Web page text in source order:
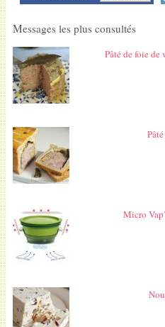
Messages les plus consultés
Pâté de foie
Micro